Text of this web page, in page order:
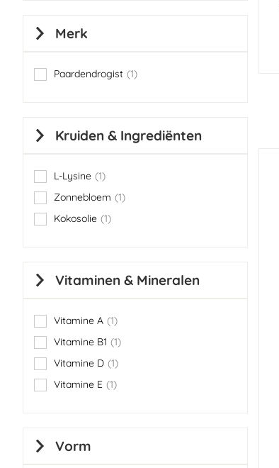
Merk
Paardendrogist 1
item
Kruiden & Ingrediënten
L-Lysine 1
item
Zonnebloem
1
item
Kokosolie 1
item
Vitaminen & Mineralen
Vitamine A 1
item
Vitamine B1
1
item
Vitamine D 1
item
Vitamine E 1
item
Vorm